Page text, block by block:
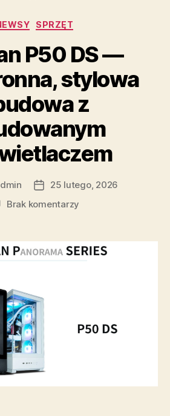
Kategorie
SPRZĘT
P50 DS —
stylowa
z
Data
wpisu
25 lutego, 2026
Brak komentarzy
DS
—
wbudowanym
wyświetlaczem